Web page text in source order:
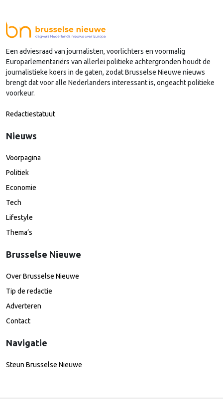
Een adviesraad van journalisten, voorlichters en voormalig
Europarlementariërs van allerlei politieke achtergronden houdt de
journalistieke koers in de gaten, zodat Brusselse Nieuwe nieuws
brengt dat voor alle Nederlanders interessant is, ongeacht politieke
voorkeur.
Redactiestatuut
Nieuws
Voorpagina
Politiek
Economie
Tech
Lifestyle
Thema’s
Brusselse Nieuwe
Over Brusselse Nieuwe
Tip de redactie
Adverteren
Contact
Navigatie
Steun Brusselse Nieuwe